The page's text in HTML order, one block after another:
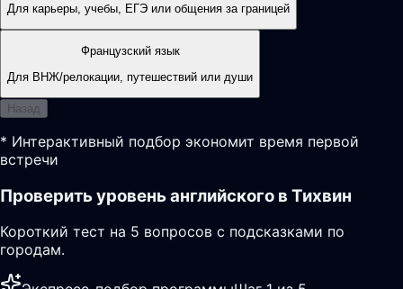
Для карьеры, учебы, ЕГЭ или общения за границей
Французский язык
Для ВНЖ/релокации, путешествий или души
Назад
* Интерактивный подбор экономит время первой
встречи
Проверить уровень английского в Тихвин
Короткий тест на 5 вопросов с подсказками по
городам.